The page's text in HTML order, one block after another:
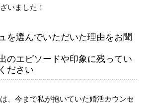
いました！
を選んでいただいた理由をお聞
のエピソードや印象に残ってい
ださい
、今まで私が抱いていた婚活カウンセ